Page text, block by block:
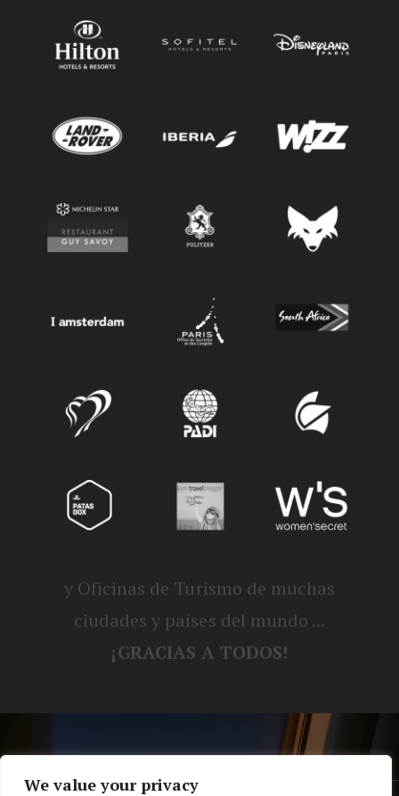
We value your privacy
y Oficinas de Turismo de muchas
ciudades y países del mundo ...
¡GRACIAS A TODOS!